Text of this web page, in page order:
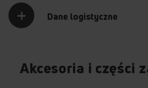
Dane logistyczne
Akcesoria i części